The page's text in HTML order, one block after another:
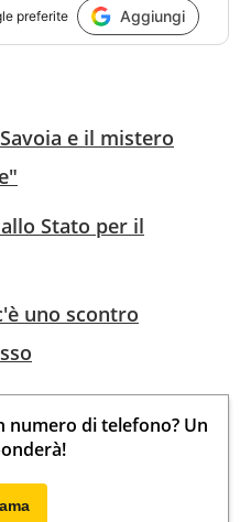
preferite Aggiungi
e il mistero
Stato per il
uno scontro
numero di telefono? Un